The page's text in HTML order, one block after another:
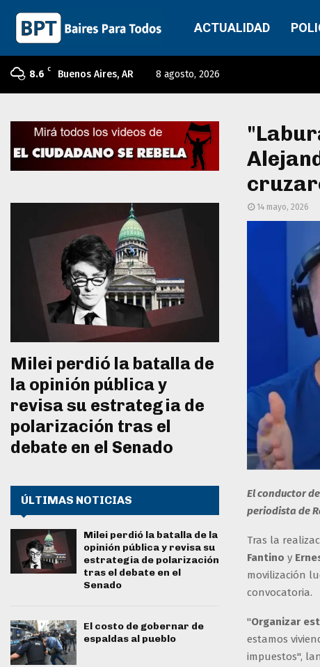
ACTUALIDAD
8.6 C Buenos Aires, AR 8 agosto, 2026
14 mayo, 2026
El conductor
periodista de
Tras la
Fantino y
movilización
convocatoria.
"Organizar
estamos
impuestos",
Milei perdió la batalla de
la opinión pública y
revisa su estrategia de
polarización tras el
debate en el Senado
ÚLTIMAS NOTICIAS
Milei perdió la batalla de la
opinión pública y revisa su
estrategia de polarización
tras el debate en el
Senado
El costo de gobernar de
espaldas al pueblo